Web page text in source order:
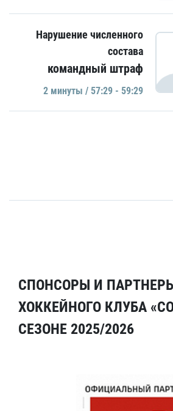
Нарушение численного
состава
командный штраф
2 минуты / 57:29 - 59:29
СПОНСОРЫ И
ХОККЕЙНОГО КЛУБА
СЕЗОНЕ 2025/2026